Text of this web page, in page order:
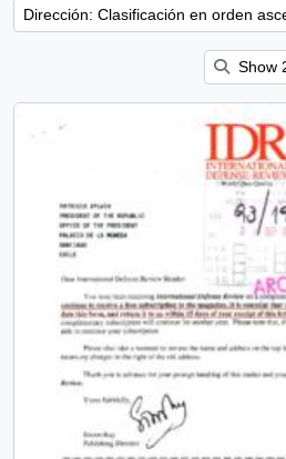
Dirección: Clasificación en orden
Show